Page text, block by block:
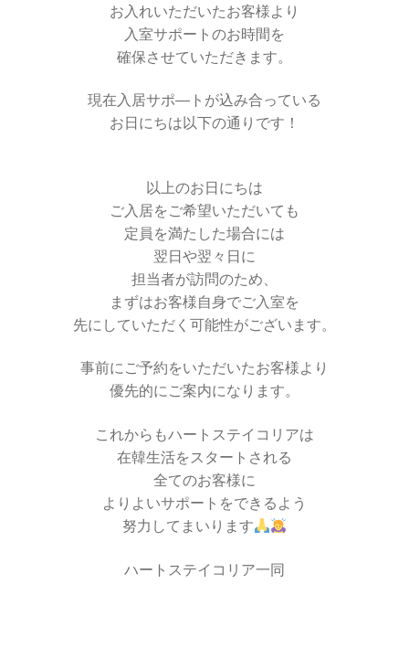
お入れいただいたお客様より
入室サポートのお時間を
確保させていただきます。
現在入居サポ―トが込み合っている
お日にちは以下の通りです！
以上のお日にちは
ご入居をご希望いただいても
定員を満たした場合には
翌日や翌々日に
担当者が訪問のため、
まずはお客様自身でご入室を
先にしていただく可能性がございます。
事前にご予約をいただいたお客様より
優先的にご案内になります。
これからもハートステイコリアは
在韓生活をスタートされる
全てのお客様に
よりよいサポートをできるよう
努力してまいります
ハートステイコリア一同